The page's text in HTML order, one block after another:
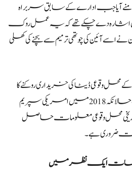
جب ادارے کے سابق سربراہ
رے 2023 میں اشارہ دے چکے تھے کہ یہ عمل روک
اسے آئین کی چوتھی ترمیم سے بچنے کی کھلی
وقوعی ڈیٹا کی خریداری روکنے کا
وعدہ کرنے سے بھی انکار کیا، حالانکہ 2018 میں امریکی سپریم
محل وقوعی معلومات حاصل
ضروری ہے۔
ایک نظر میں